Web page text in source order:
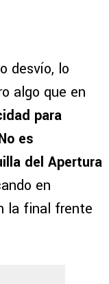
desvío, lo
algo que en
para
es
del Apertura
en
la final frente